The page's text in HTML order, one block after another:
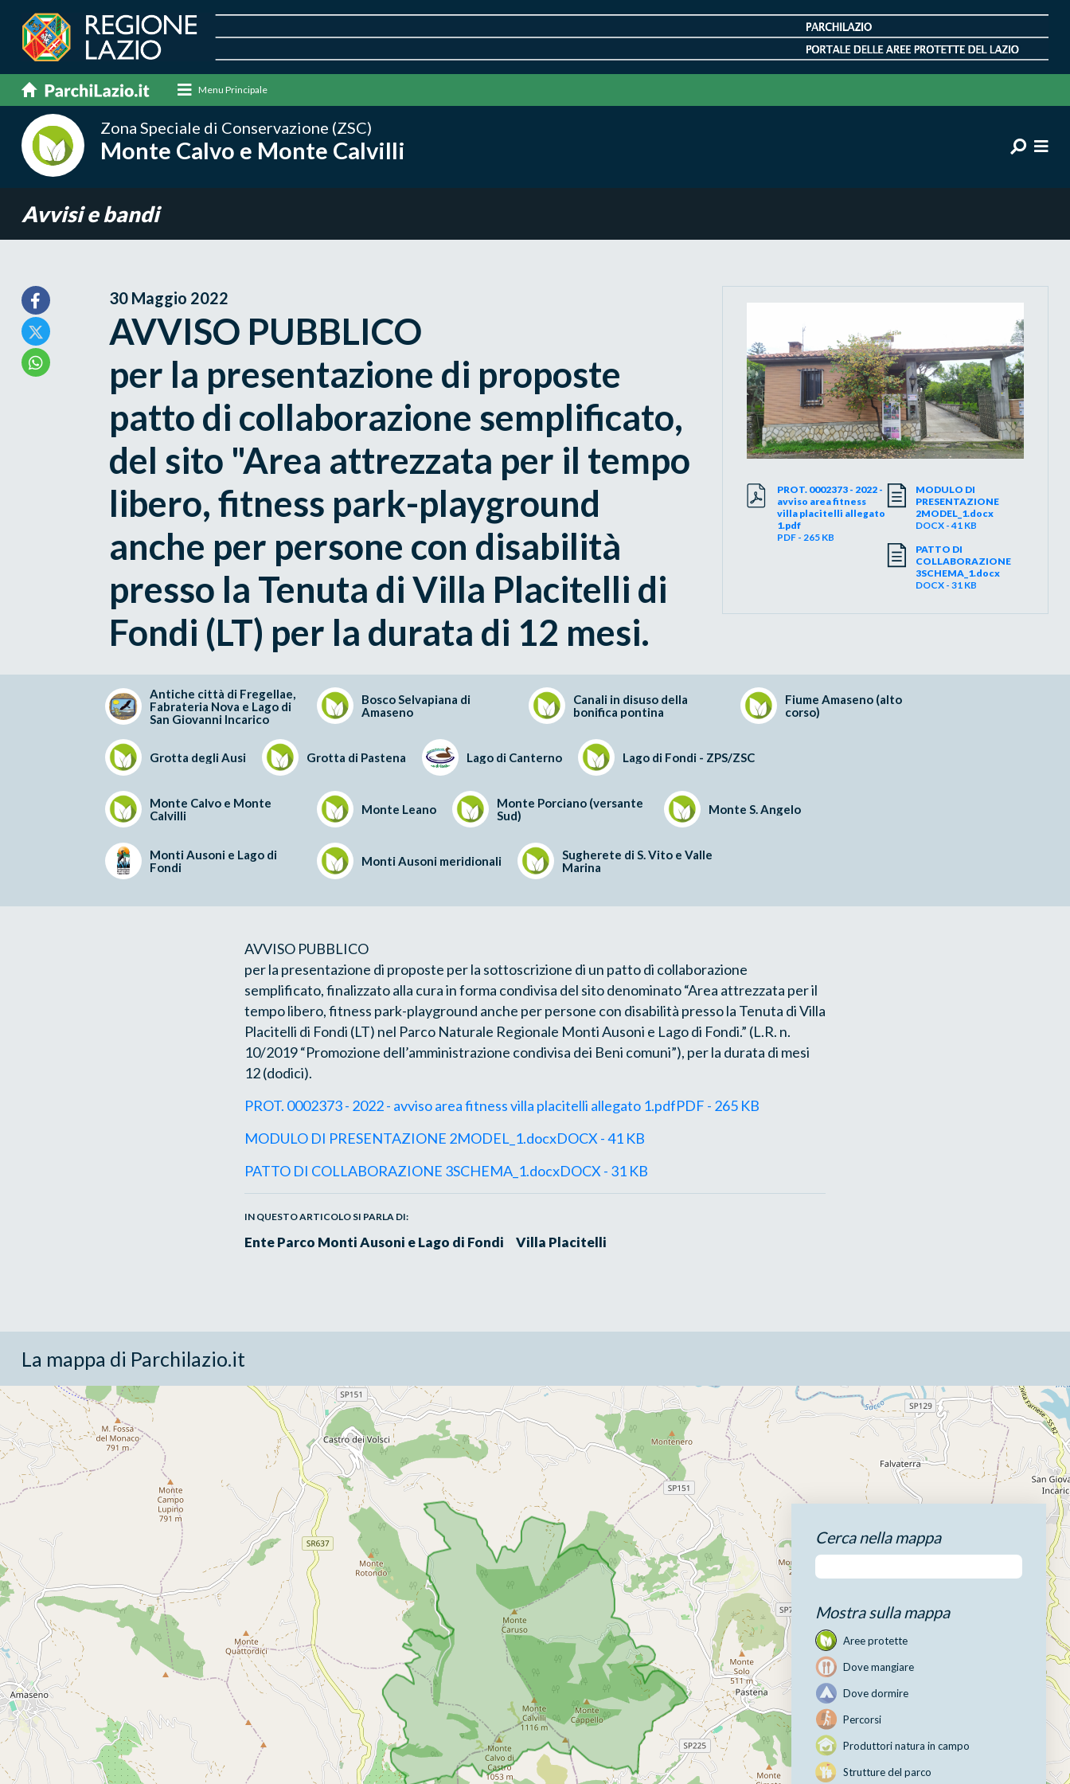
Menu Principale
Zona Speciale di Conservazione (ZSC)
Monte Calvo e Monte Calvilli
Avvisi e bandi
30 Maggio 2022
AVVISO PUBBLICO
per la presentazione di proposte
patto di collaborazione semplificato,
del sito "Area attrezzata per il tempo
libero, fitness park-playground
anche per persone con disabilità
presso la Tenuta di Villa Placitelli di
Fondi (LT) per la durata di 12 mesi.
PROT. 0002373 - 2022 -
avviso area fitness
villa placitelli allegato
1.pdf
PDF - 265 KB
MODULO DI
PRESENTAZIONE
2MODEL_1.docx
DOCX - 41 KB
PATTO DI
COLLABORAZIONE
3SCHEMA_1.docx
DOCX - 31 KB
Antiche città di Fregellae,
Fabrateria Nova e Lago di
San Giovanni Incarico
Bosco Selvapiana di
Amaseno
Canali in disuso della
bonifica pontina
Fiume Amaseno (alto
corso)
Grotta degli Ausi Grotta di Pastena Lago di Canterno Lago di Fondi - ZPS/ZSC
Monte Calvo e Monte
Calvilli
Monte Leano
Monte Porciano (versante
Sud)
Monte S. Angelo
Monti Ausoni e Lago di
Fondi
Monti Ausoni meridionali
Sugherete di S. Vito e Valle
Marina
AVVISO PUBBLICO
per la presentazione di proposte per la sottoscrizione di un patto di collaborazione
semplificato, finalizzato alla cura in forma condivisa del sito denominato “Area attrezzata per il
tempo libero, fitness park-playground anche per persone con disabilità presso la Tenuta di Villa
Placitelli di Fondi (LT) nel Parco Naturale Regionale Monti Ausoni e Lago di Fondi.” (L.R. n.
10/2019 “Promozione dell’amministrazione condivisa dei Beni comuni”), per la durata di mesi
12 (dodici).
PROT. 0002373 - 2022 - avviso area fitness villa placitelli allegato 1.pdfPDF - 265 KB
MODULO DI PRESENTAZIONE 2MODEL_1.docxDOCX - 41 KB
PATTO DI COLLABORAZIONE 3SCHEMA_1.docxDOCX - 31 KB
IN QUESTO ARTICOLO SI PARLA DI:
Ente Parco Monti Ausoni e Lago di Fondi Villa Placitelli
La mappa di Parchilazio.it
Cerca nella mappa
Mostra sulla mappa
Aree protette
Dove mangiare
Dove dormire
Percorsi
Produttori natura in campo
Strutture del parco